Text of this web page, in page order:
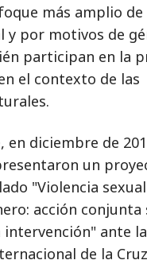
más amplio de
y por motivos de
participan en la
el contexto de las
en diciembre de
un
"Violencia
acción conjunta
intervención" ante
de la